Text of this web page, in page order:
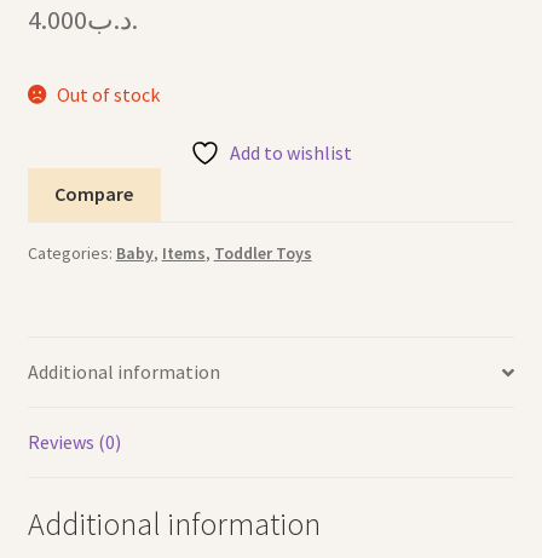
.د.ب4.000
Out of stock
Add to wishlist
Compare
Categories: Baby, Items, Toddler Toys
Additional information
Reviews (0)
Additional information